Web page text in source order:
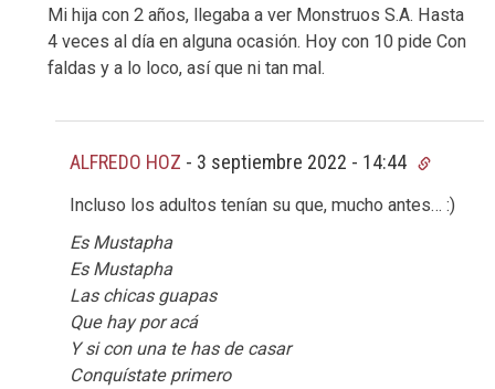
Mi hija con 2 años, llegaba a ver Monstruos S.A. Hasta
4 veces al día en alguna ocasión. Hoy con 10 pide Con
faldas y a lo loco, así que ni tan mal.
ALFREDO HOZ - 3 septiembre 2022 - 14:44
Incluso los adultos tenían su que, mucho antes… :)
Es Mustapha
Es Mustapha
Las chicas guapas
Que hay por acá
Y si con una te has de casar
Conquístate primero